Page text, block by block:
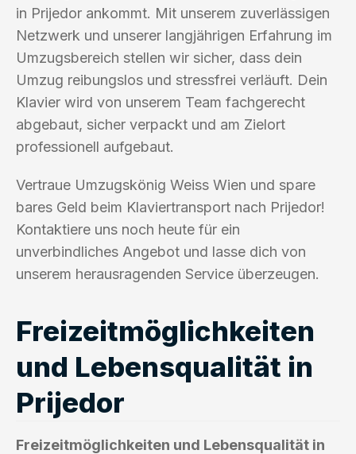
in Prijedor ankommt. Mit unserem zuverlässigen
Netzwerk und unserer langjährigen Erfahrung im
Umzugsbereich stellen wir sicher, dass dein
Umzug reibungslos und stressfrei verläuft. Dein
Klavier wird von unserem Team fachgerecht
abgebaut, sicher verpackt und am Zielort
professionell aufgebaut.
Vertraue Umzugskönig Weiss Wien und spare
bares Geld beim Klaviertransport nach Prijedor!
Kontaktiere uns noch heute für ein
unverbindliches Angebot und lasse dich von
unserem herausragenden Service überzeugen.
Freizeitmöglichkeiten
und Lebensqualität in
Prijedor
Freizeitmöglichkeiten und Lebensqualität in